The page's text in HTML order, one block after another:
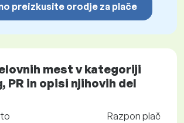
preizkusite orodje za plače
mest v kategoriji
PR in opisi njihovih del
Razpon plač